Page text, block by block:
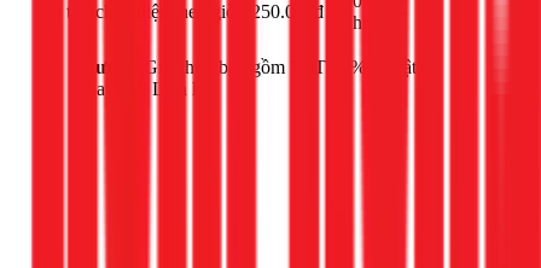
Dò tìm chập điện theo giờ
250.000đ
phút
Lưu ý:
Giá chưa bao gồm VAT 10% và vật tư
thay thế. Liên hệ